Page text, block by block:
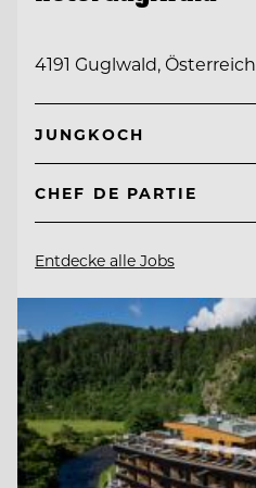
4191 Guglwald, Österreich
JUNGKOCH
CHEF DE PARTIE
Entdecke alle Jobs